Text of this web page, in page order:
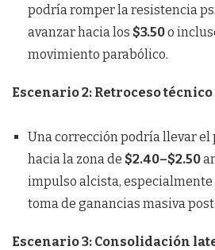
podría romper la resistencia
avanzar hacia los $3.50o
movimiento parabólico.
Escenario 2: Retroceso técnico
Una corrección podría llevar el
hacia la zona de $2.40–$2.50
impulso alcista, especialmente
toma de ganancias masiva
Escenario 3: Consolidación